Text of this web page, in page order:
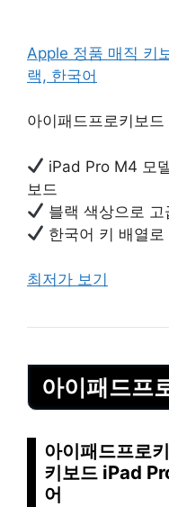
Apple 정품 매직 키
랙, 한국어
아이패드프로키보드
iPad Pro M4 모
보드
블랙 색상으로
한국어 키 배열
최저가 보기
아이패드프
아이패드프로
키보드 iPad
어